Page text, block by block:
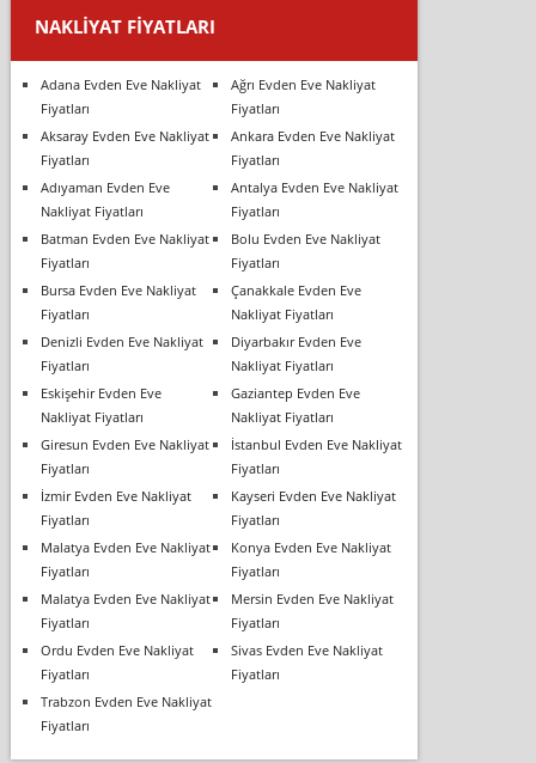
NAKLIYAT FIYATLARI
Adana Evden Eve Nakliyat
Fiyatları
Ağrı Evden Eve Nakliyat
Fiyatları
Aksaray Evden Eve Nakliyat
Fiyatları
Ankara Evden Eve Nakliyat
Fiyatları
Adıyaman Evden Eve
Nakliyat Fiyatları
Antalya Evden Eve Nakliyat
Fiyatları
Batman Evden Eve Nakliyat
Fiyatları
Bolu Evden Eve Nakliyat
Fiyatları
Bursa Evden Eve Nakliyat
Fiyatları
Çanakkale Evden Eve
Nakliyat Fiyatları
Denizli Evden Eve Nakliyat
Fiyatları
Diyarbakır Evden Eve
Nakliyat Fiyatları
Eskişehir Evden Eve
Nakliyat Fiyatları
Gaziantep Evden Eve
Nakliyat Fiyatları
Giresun Evden Eve Nakliyat
Fiyatları
İstanbul Evden Eve Nakliyat
Fiyatları
İzmir Evden Eve Nakliyat
Fiyatları
Kayseri Evden Eve Nakliyat
Fiyatları
Malatya Evden Eve Nakliyat
Fiyatları
Konya Evden Eve Nakliyat
Fiyatları
Malatya Evden Eve Nakliyat
Fiyatları
Mersin Evden Eve Nakliyat
Fiyatları
Ordu Evden Eve Nakliyat
Fiyatları
Sivas Evden Eve Nakliyat
Fiyatları
Trabzon Evden Eve Nakliyat
Fiyatları